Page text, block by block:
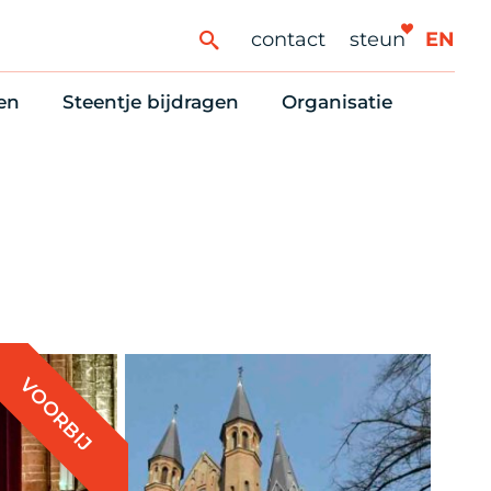
contact steun EN
Steentje bijdragen Organisatie
VOORBIJ